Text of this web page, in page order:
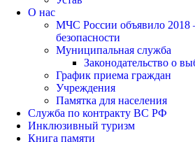
О нас
МЧС России объявило 2018
безопасности
Муниципальная служба
Законодательство о
График приема граждан
Учреждения
Памятка для населения
Служба по контракту ВС РФ
Инклюзивный туризм
Книга памяти